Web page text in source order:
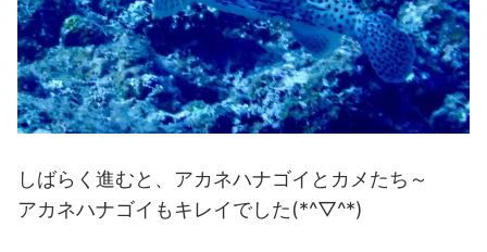
しばらく進むと、アカネハナゴイとカメたち～
アカネハナゴイもキレイでした(*^▽^*)